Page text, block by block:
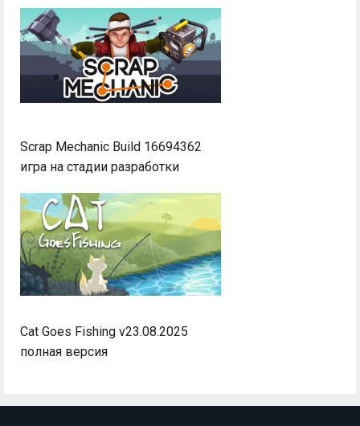
Scrap Mechanic Build 16694362
игра на стадии разработки
Cat Goes Fishing v23.08.2025
полная версия